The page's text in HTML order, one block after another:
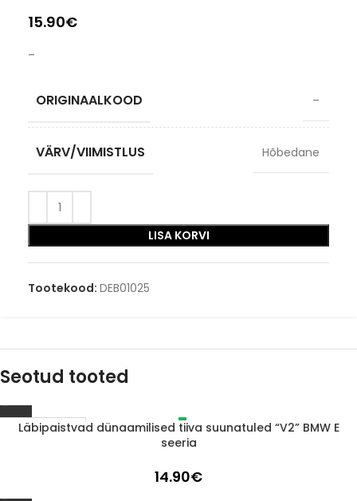
15.90€
–
ORIGINAALKOOD –
VÄRV/VIIMISTLUS Hõbedane
LISA KORVI
Tootekood: DEB01025
Seotud tooted
LÄBIMÜÜDUD
Läbipaistvad dünaamilised tiiva suunatuled “V2” BMW E
seeria
14.90€